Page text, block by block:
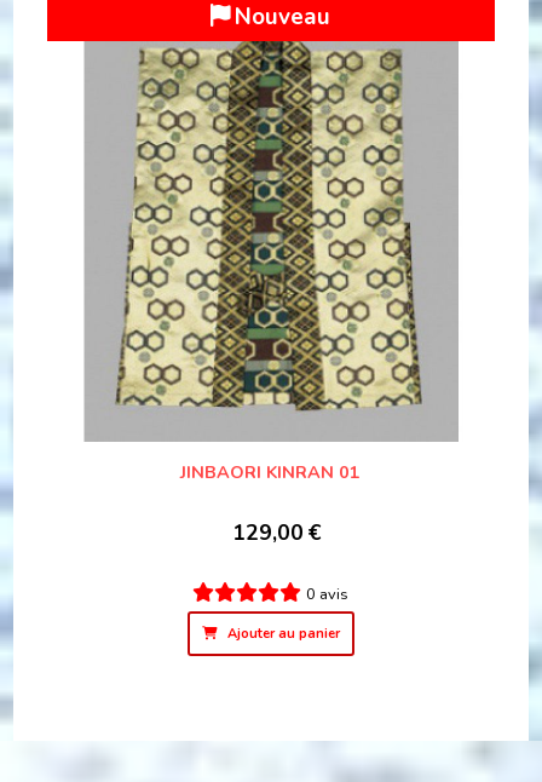
Nouveau
JINBAORI KINRAN 01
129,00 €
0 avis
Ajouter au panier